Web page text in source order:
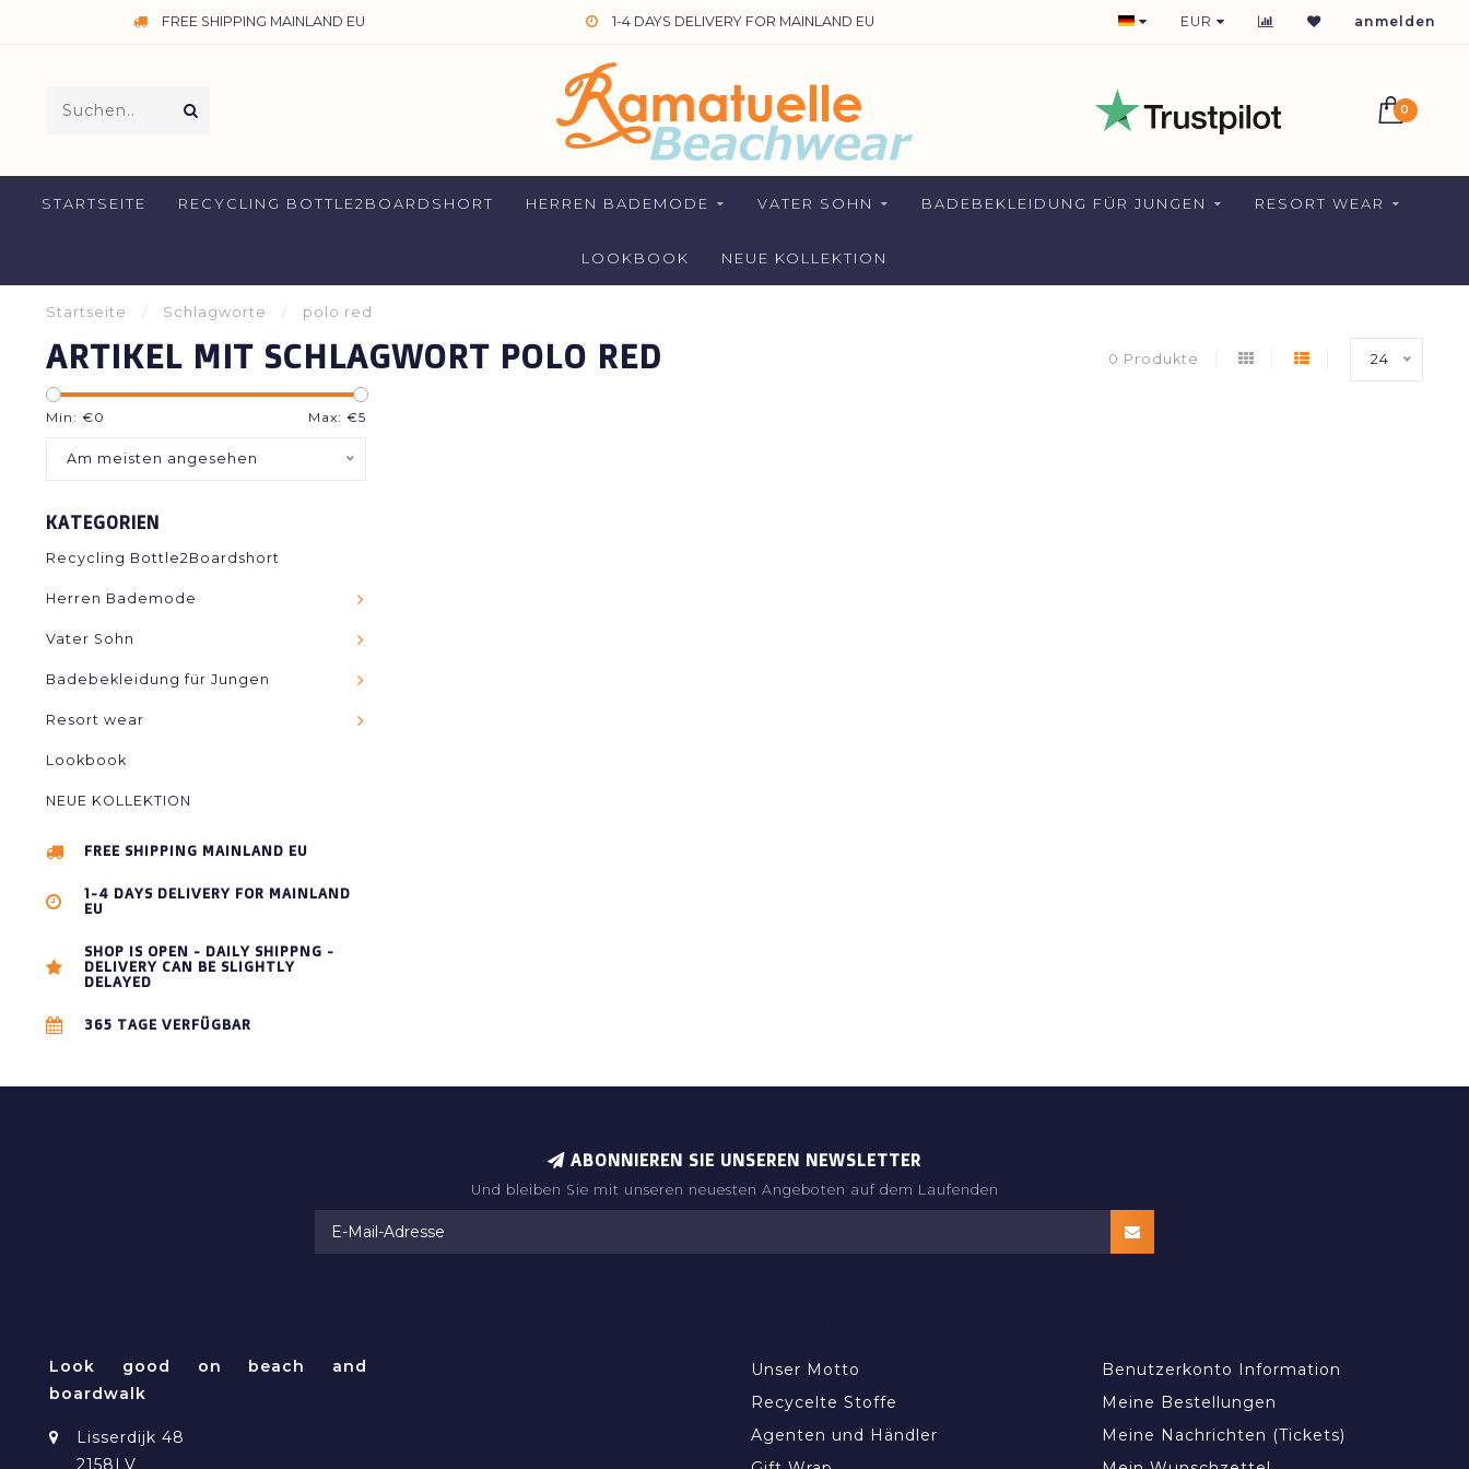
FREE SHIPPING MAINLAND EU 1-4 DAYS DELIVERY FOR MAINLAND EU 1-2 DAYS DELIVERY FOR NETHERLANDS
EUR anmelden
0
STARTSEITE RECYCLING BOTTLE2BOARDSHORT HERREN BADEMODE VATER SOHN BADEBEKLEIDUNG FÜR JUNGEN RESORT WEAR
LOOKBOOK NEUE KOLLEKTION
Startseite / Schlagworte / polo red
ARTIKEL MIT SCHLAGWORT POLO RED 0 Produkte 24
Min: €0 Max: €5
Am meisten angesehen
KATEGORIEN
Recycling Bottle2Boardshort
Herren Bademode
Vater Sohn
Badebekleidung für Jungen
Resort wear
Lookbook
NEUE KOLLEKTION
FREE SHIPPING MAINLAND EU
1-4 DAYS DELIVERY FOR MAINLAND
EU
SHOP IS OPEN - DAILY SHIPPNG -
DELIVERY CAN BE SLIGHTLY
DELAYED
365 TAGE VERFÜGBAR
ABONNIEREN SIE UNSEREN NEWSLETTER
Und bleiben Sie mit unseren neuesten Angeboten auf dem Laufenden
Look good on beach and
boardwalk
Lisserdijk 48
2158LV
Unser Motto
Recycelte Stoffe
Agenten und Händler
Benutzerkonto Information
Meine Bestellungen
Meine Nachrichten (Tickets)